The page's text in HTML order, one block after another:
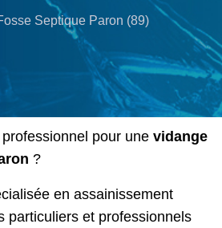
Septique Paron (89)
pour une vidange
?
en assainissement
particuliers et professionnels